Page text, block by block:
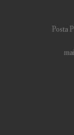
Posta